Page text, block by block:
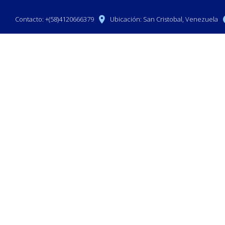
Contacto: +(58)4120666379 Ubicación: San Cristobal, Venezuela